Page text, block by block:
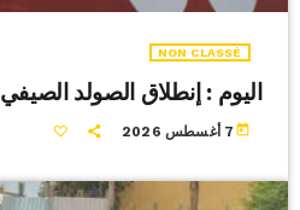
NON CLASSÉ
اليوم : إنطلاق الصولد الصيفي
today 7 أغسطس 2026